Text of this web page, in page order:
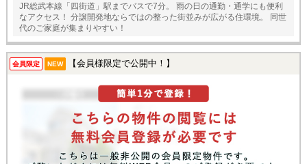
JR総武本線「四街道」駅までバスで7分。 雨の日の通勤・通学にも便利
なアクセス！ 分譲開発地ならではの整った街並みが広がる住環境。 同世
代のご家庭が集まりやすい！
会員限定 NEW 【会員様限定で公開中！】